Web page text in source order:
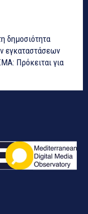
δημοσιότητα
εγκαταστάσεων